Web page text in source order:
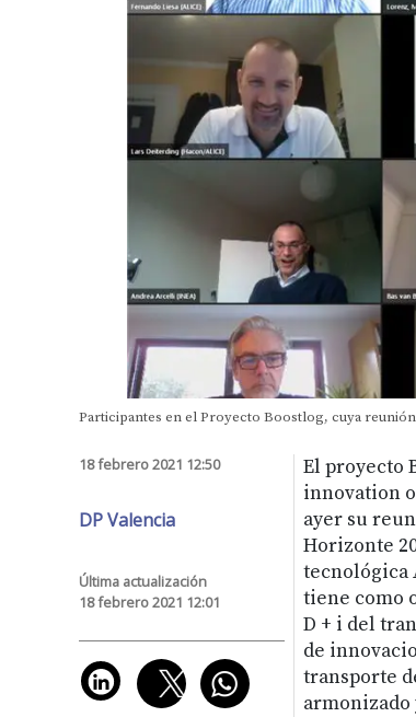
Participantes en el Proyecto Boostlog, cuya
18 febrero 2021 12:50
DP Valencia
Última actualización
18 febrero 2021 12:01
El proyecto
innovation
ayer su
Horizonte
tecnológica
tiene como
D + i del
de
transporte
armonizado